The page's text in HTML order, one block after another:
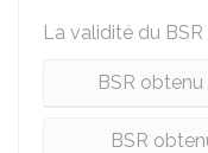
La validité du BSR
BSR obtenu
BSR